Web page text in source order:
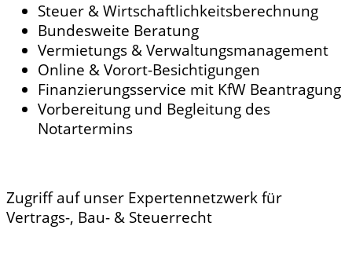
Steuer & Wirtschaftlichkeitsberechnung
Bundesweite Beratung
Vermietungs & Verwaltungsmanagement
Online & Vorort-Besichtigungen
Finanzierungsservice mit KfW Beantragung
Vorbereitung und Begleitung des
Notartermins
Zugriff auf unser Expertennetzwerk für
Vertrags-, Bau- & Steuerrecht